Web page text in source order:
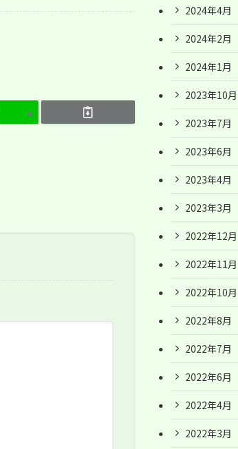
2024年4月
2024年2月
2024年1月
2023年10月
2023年7月
2023年6月
2023年4月
2023年3月
2022年12月
2022年11月
2022年10月
2022年8月
2022年7月
2022年6月
2022年4月
2022年3月